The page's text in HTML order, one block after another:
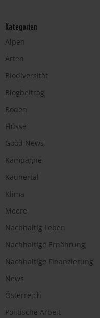
Kategorien
Alpen
Arten
Biodiversität
Blogbeitrag
Boden
Flüsse
Good News
Kampagne
Kaunertal
Klima
Meere
Nachhaltig Leben
Nachhaltige Ernährung
Nachhaltige Finanzierung
News
Österreich
Politische Arbeit